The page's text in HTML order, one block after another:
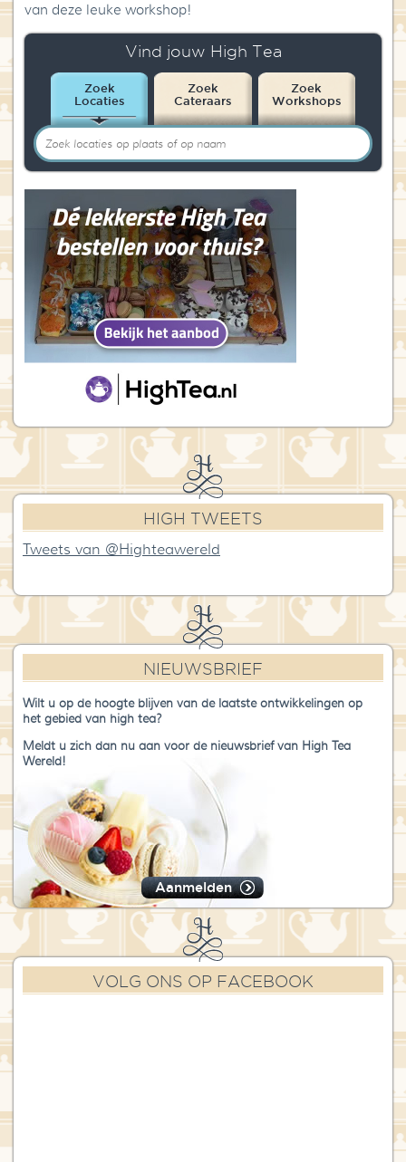
van deze leuke workshop!
Vind jouw High Tea
Zoek
Locaties
Zoek
Cateraars
Zoek
Workshops
HIGH TWEETS
Tweets van @Highteawereld
NIEUWSBRIEF
Wilt u op de hoogte blijven van de laatste ontwikkelingen op
het gebied van high tea?
Meldt u zich dan nu aan voor de nieuwsbrief van High Tea
Wereld!
Aanmelden
VOLG ONS OP FACEBOOK